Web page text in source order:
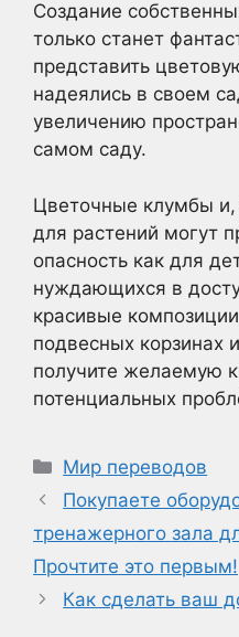
Создание
только станет
представить
надеялись в своем
увеличению
самом саду.
Цветочные клумбы и,
для растений могут
опасность как для
нуждающихся в
красивые
подвесных корзинах
получите желаемую
потенциальных
Рубрики
Мир переводов
Покупаете
тренажерного зала
Прочтите это первым!
Как сделать ваш